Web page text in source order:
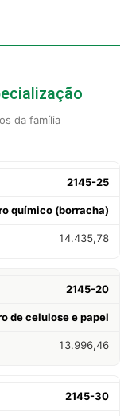
da família
2145-25
químico (borracha)
14.435,78
2145-20
de celulose e papel
13.996,46
2145-30